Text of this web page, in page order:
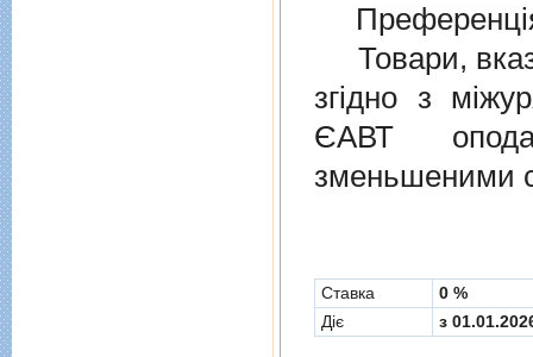
Товари,
згiдно з
ЄАВТ
зменьшеними
Cтавка
0 %
Діє
з